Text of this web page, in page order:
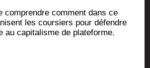
com­prendre com­ment dans ce
les cour­siers pour défendre
au capi­ta­lisme de plateforme.